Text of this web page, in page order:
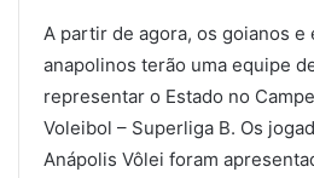
A partir de agora, os goianos e
anapolinos terão uma equipe
representar o Estado no
Voleibol – Superliga B. Os
Anápolis Vôlei foram